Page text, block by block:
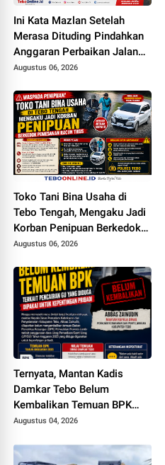
Ini Kata Mazlan Setelah
Merasa Dituding Pindahkan
Anggaran Perbaikan Jalan
Simpang Betung - Pintas ke
Augustus 06, 2026
Toko Tani Bina Usaha di
Tebo Tengah, Mengaku Jadi
Korban Penipuan Berkedok
Pemesanan Racun Tikus
Augustus 06, 2026
Ternyata, Mantan Kadis
Damkar Tebo Belum
Kembalikan Temuan BPK
Terkait Pencairan GU yang
Kepentingan Pribadi
Augustus 04, 2026